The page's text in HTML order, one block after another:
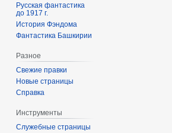
Русская фантастика
до 1917 г.
История Фэндома
Фантастика Башкирии
Разное
Свежие правки
Новые страницы
Справка
Инструменты
Служебные страницы